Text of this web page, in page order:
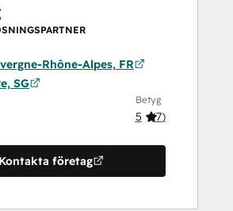
Rhône-Alpes, FR
SG
Betyg
5 (7)
Kontakta företag